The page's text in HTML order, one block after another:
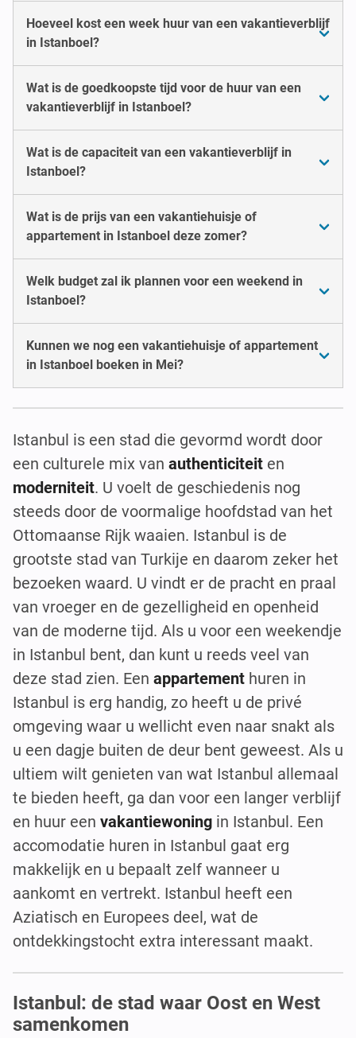
Hoeveel kost een week huur van een vakantieverblijf
in Istanboel?
Wat is de goedkoopste tijd voor de huur van een
vakantieverblijf in Istanboel?
Wat is de capaciteit van een vakantieverblijf in
Istanboel?
Wat is de prijs van een vakantiehuisje of
appartement in Istanboel deze zomer?
Welk budget zal ik plannen voor een weekend in
Istanboel?
Kunnen we nog een vakantiehuisje of appartement
in Istanboel boeken in Mei?
Istanbul is een stad die gevormd wordt door
een culturele mix van authenticiteit en
moderniteit. U voelt de geschiedenis nog
steeds door de voormalige hoofdstad van het
Ottomaanse Rijk waaien. Istanbul is de
grootste stad van Turkije en daarom zeker het
bezoeken waard. U vindt er de pracht en praal
van vroeger en de gezelligheid en openheid
van de moderne tijd. Als u voor een weekendje
in Istanbul bent, dan kunt u reeds veel van
deze stad zien. Een appartement huren in
Istanbul is erg handig, zo heeft u de privé
omgeving waar u wellicht even naar snakt als
u een dagje buiten de deur bent geweest. Als u
ultiem wilt genieten van wat Istanbul allemaal
te bieden heeft, ga dan voor een langer verblijf
en huur een vakantiewoning in Istanbul. Een
accomodatie huren in Istanbul gaat erg
makkelijk en u bepaalt zelf wanneer u
aankomt en vertrekt. Istanbul heeft een
Aziatisch en Europees deel, wat de
ontdekkingstocht extra interessant maakt.
Istanbul: de stad waar Oost en West
samenkomen